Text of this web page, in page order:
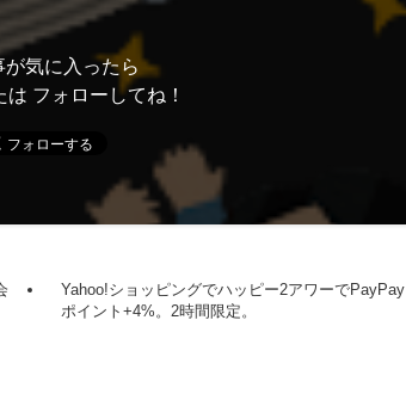
が気に入ったら
は フォローしてね！
Yahoo!ショッピングでハッピー2アワーでPayPay
ポイント+4%。2時間限定。